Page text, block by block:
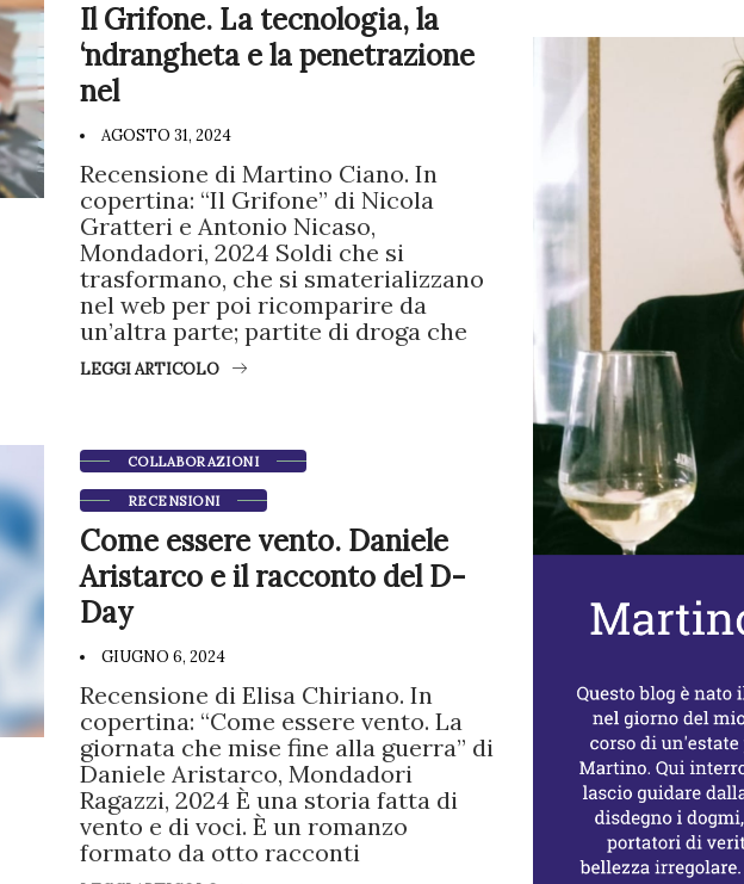
Il Grifone. La tecnologia, la
‘ndrangheta e la penetrazione
nel
AGOSTO 31, 2024
Recensione di Martino Ciano. In
copertina: “Il Grifone” di Nicola
Gratteri e Antonio Nicaso,
Mondadori, 2024 Soldi che si
trasformano, che si smaterializzano
nel web per poi ricomparire da
un’altra parte; partite di droga che
LEGGI ARTICOLO
COLLABORAZIONI
RECENSIONI
Come essere vento. Daniele
Aristarco e il racconto del D-
Day
GIUGNO 6, 2024
Recensione di Elisa Chiriano. In
copertina: “Come essere vento. La
giornata che mise fine alla guerra” di
Daniele Aristarco, Mondadori
Ragazzi, 2024 È una storia fatta di
vento e di voci. È un romanzo
formato da otto racconti